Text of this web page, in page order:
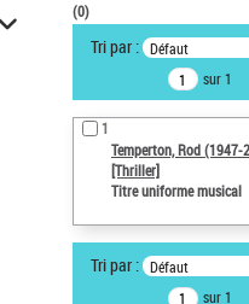
VOTRE RECHERCHE
Recherche avancée
notices d’autorité
Œuvres liées à l'auteur :
Temperton, Rod (1947-
Type de notice d'autorité
Titre uniforme musical
(0)
Tri par : Défaut
sur 1
1
Temperton, Rod (1947-
[Thriller]
Titre uniforme musical
Tri par : Défaut
sur 1